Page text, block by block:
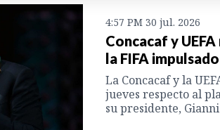
4:57 PM 30 jul. 2026
Concacaf y
la FIFA
La Concacaf y la
jueves respecto al
su presidente,